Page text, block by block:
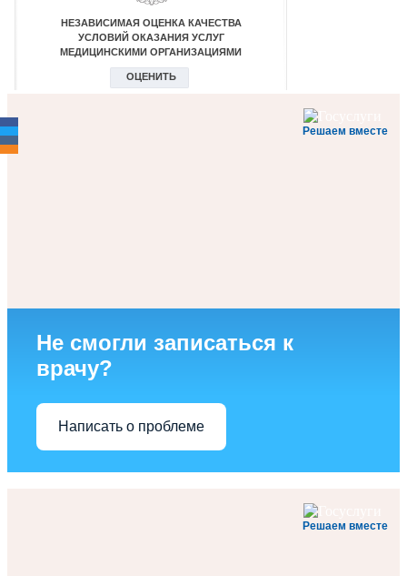
Решаем вместе
Не смогли записаться к
врачу?
Написать о проблеме
Решаем вместе